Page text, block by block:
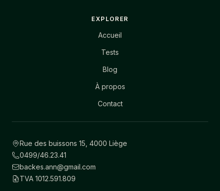
EXPLORER
Accueil
Tests
Blog
À propos
Contact
Rue des buissons 15, 4000 Liège
0499/46.23.41
backes.ann@gmail.com
TVA 1012.591.809